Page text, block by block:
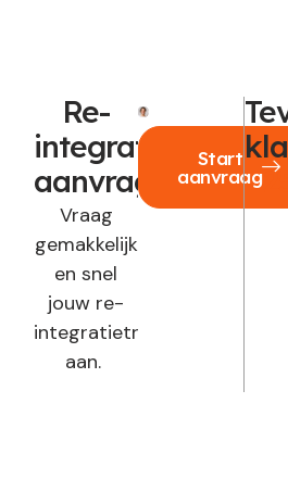
Re-
integratie
aanvragen?
Vraag
gemakkelijk
en snel
jouw re-
integratietraject
aan.
Start
aanvraag